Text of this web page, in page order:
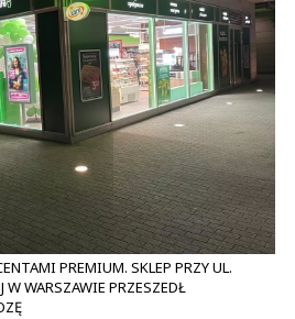
PREMIUM. SKLEP PRZY UL.
W WARSZAWIE PRZESZEDŁ